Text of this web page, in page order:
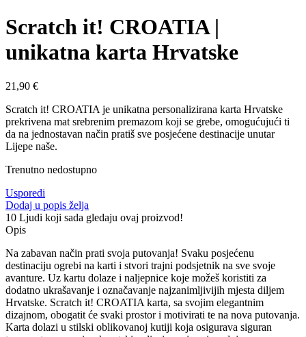
Scratch it! CROATIA |
unikatna karta Hrvatske
21,90 €
Scratch it! CROATIA je unikatna personalizirana karta Hrvatske
prekrivena mat srebrenim premazom koji se grebe, omogućujući ti
da na jednostavan način pratiš sve posjećene destinacije unutar
Lijepe naše.
Trenutno nedostupno
Usporedi
Dodaj u popis želja
10 Ljudi koji sada gledaju ovaj proizvod!
Opis
Na zabavan način prati svoja putovanja! Svaku posjećenu
destinaciju ogrebi na karti i stvori trajni podsjetnik na sve svoje
avanture. Uz kartu dolaze i naljepnice koje možeš koristiti za
dodatno ukrašavanje i označavanje najzanimljivijih mjesta diljem
Hrvatske. Scratch it! CROATIA karta, sa svojim elegantnim
dizajnom, obogatit će svaki prostor i motivirati te na nova putovanja.
Karta dolazi u stilski oblikovanoj kutiji koja osigurava siguran